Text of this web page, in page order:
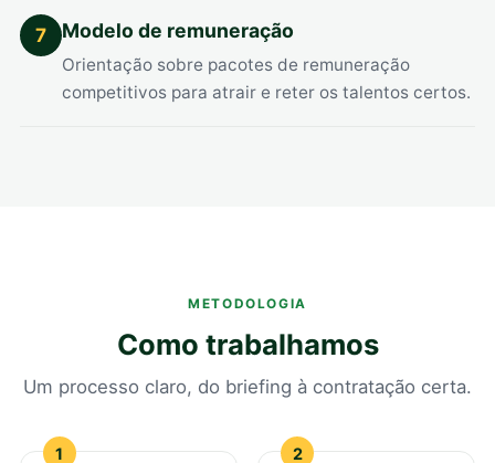
7 Modelo de remuneração
Orientação sobre pacotes de remuneração
competitivos para atrair e reter os talentos certos.
METODOLOGIA
Como trabalhamos
Um processo claro, do briefing à contratação certa.